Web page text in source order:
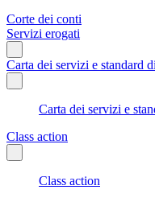
Corte dei conti
Servizi erogati
Carta dei servizi e standard
Carta dei servizi e
Class action
Class action